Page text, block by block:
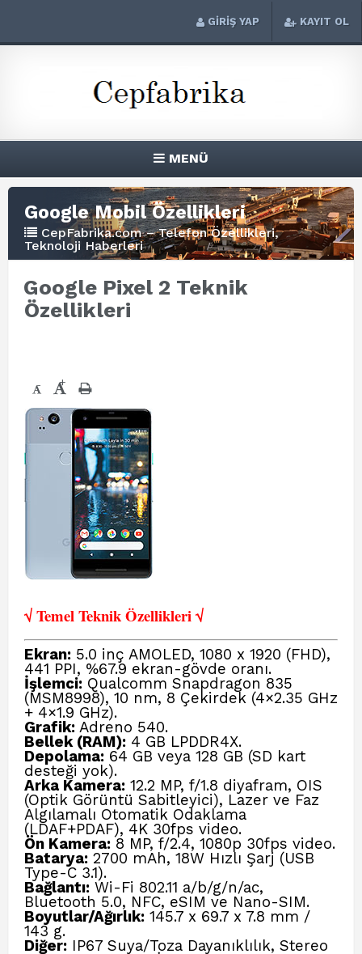
GİRİŞ YAP KAYIT OL
MENÜ
Google Mobil Özellikleri
CepFabrika.com – Telefon Özellikleri,
Teknoloji Haberleri
Google Pixel 2 Teknik
Özellikleri
- +
√ Temel Teknik Özellikleri √
Ekran: 5.0 inç AMOLED, 1080 x 1920 (FHD),
441 PPI, %67.9 ekran-gövde oranı.
İşlemci: Qualcomm Snapdragon 835
(MSM8998), 10 nm, 8 Çekirdek (4×2.35 GHz
+ 4×1.9 GHz).
Grafik: Adreno 540.
Bellek (RAM): 4 GB LPDDR4X.
Depolama: 64 GB veya 128 GB (SD kart
desteği yok).
Arka Kamera: 12.2 MP, f/1.8 diyafram, OIS
(Optik Görüntü Sabitleyici), Lazer ve Faz
Algılamalı Otomatik Odaklama
(LDAF+PDAF), 4K 30fps video.
Ön Kamera: 8 MP, f/2.4, 1080p 30fps video.
Batarya: 2700 mAh, 18W Hızlı Şarj (USB
Type-C 3.1).
Bağlantı: Wi-Fi 802.11 a/b/g/n/ac,
Bluetooth 5.0, NFC, eSIM ve Nano-SIM.
Boyutlar/Ağırlık: 145.7 x 69.7 x 7.8 mm /
143 g.
Diğer: IP67 Suya/Toza Dayanıklılık, Stereo